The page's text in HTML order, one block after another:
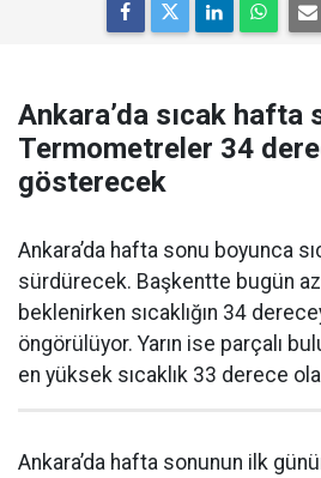
Ankara’da sıcak hafta
Termometreler 34
gösterecek
Ankara’da hafta sonu boyunca
sürdürecek. Başkentte bugün
beklenirken sıcaklığın 34
öngörülüyor. Yarın ise parçalı
en yüksek sıcaklık 33 derece
Ankara’da hafta sonunun ilk